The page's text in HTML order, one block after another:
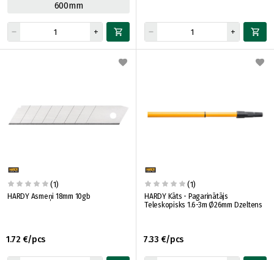
600mm
(1)
HARDY Asmeņi 18mm 10gb
1.72 €/pcs
(1)
HARDY Kāts - Pagarinātājs
Teleskopisks 1.6-3m Ø26mm Dzeltens
7.33 €/pcs